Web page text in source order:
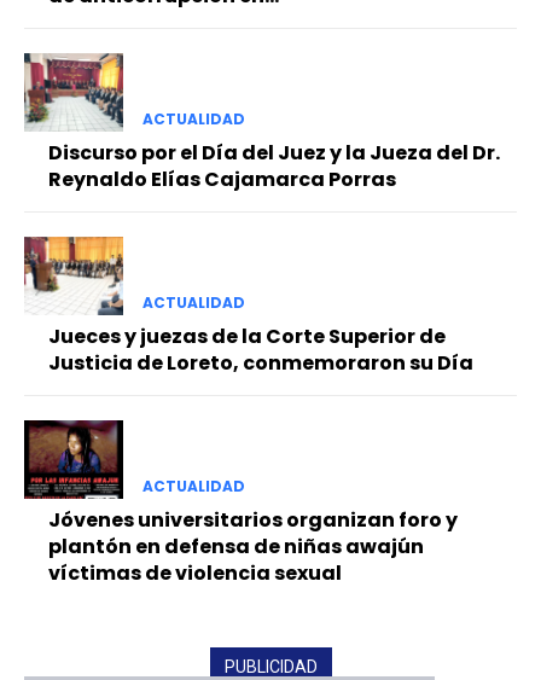
ACTUALIDAD
Discurso por el Día del Juez y la Jueza del Dr.
Reynaldo Elías Cajamarca Porras
ACTUALIDAD
Jueces y juezas de la Corte Superior de
Justicia de Loreto, conmemoraron su Día
ACTUALIDAD
Jóvenes universitarios organizan foro y
plantón en defensa de niñas awajún
víctimas de violencia sexual
PUBLICIDAD